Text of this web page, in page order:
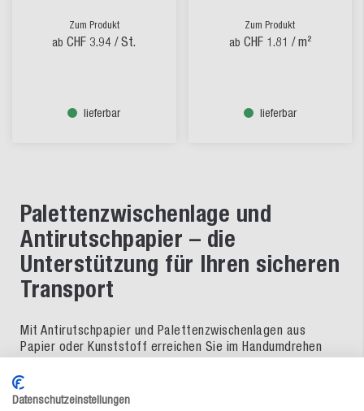
Zum Produkt
ab CHF 3.94 / St.
lieferbar
Zum Produkt
ab CHF 1.81 / m²
lieferbar
Palettenzwischenlage und
Antirutschpapier – die
Unterstützung für Ihren sicheren
Transport
Mit Antirutschpapier und Palettenzwischenlagen aus
Papier oder Kunststoff erreichen Sie im Handumdrehen
für maximalen Schutz zusätzlich noch mit einer
hochwertigen Umreifung fixiert oder in Stretchfolie
Datenschutzeinstellungen